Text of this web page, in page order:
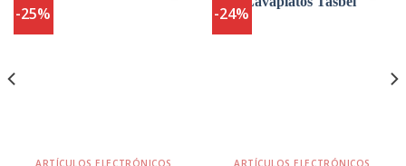
-25%
ARTÍCULOS ELECTRÓNICOS
-24%
ARTÍCULOS ELECTRÓNICOS